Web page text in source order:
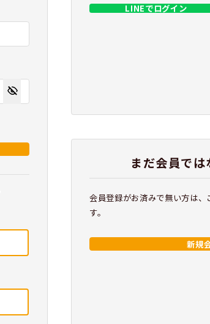
LINEでログイン
まだ会員で
会員登録がお済みで無い方は
す。
新規